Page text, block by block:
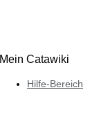
Mein Catawiki
Hilfe-Bereich